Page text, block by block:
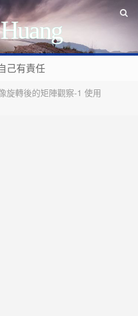
己有責任
旋轉後的矩陣觀察-1 使用